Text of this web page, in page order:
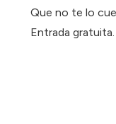
Que no te lo
Entrada gratuita.